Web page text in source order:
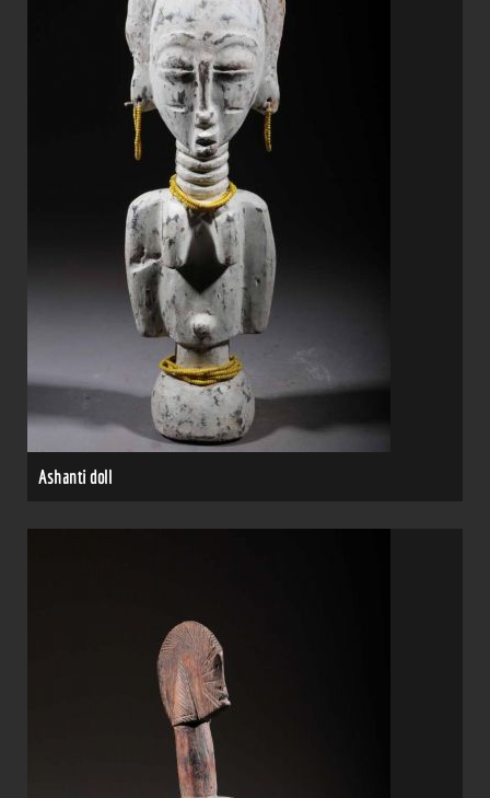
Ashanti doll